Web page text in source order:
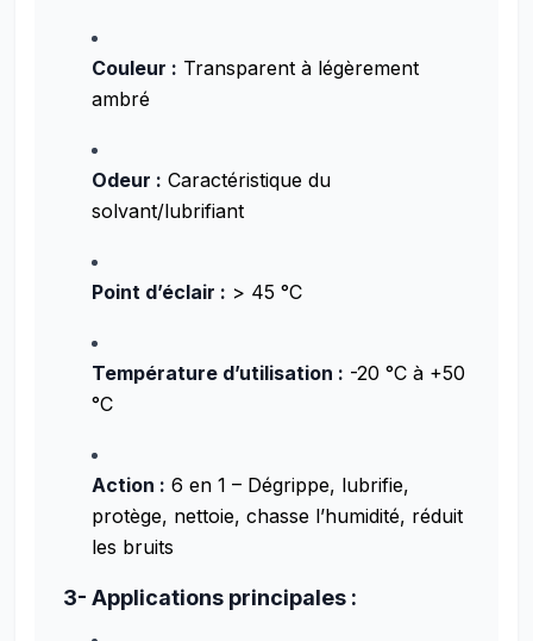
Couleur : Transparent à légèrement
ambré
Odeur : Caractéristique du
solvant/lubrifiant
Point d’éclair : > 45 °C
Température d’utilisation : -20 °C à +50
°C
Action : 6 en 1 – Dégrippe, lubrifie,
protège, nettoie, chasse l’humidité, réduit
les bruits
3- Applications principales :